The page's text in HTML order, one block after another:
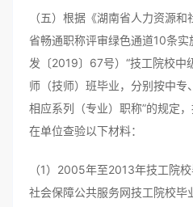
（五）根据《湖南省人力资源
省畅通职称评审绿色通道10条
发〔2019〕67号）“技工院校中
师（技师）班毕业，分别按中
相应系列（专业）职称”的规定
在单位查验以下材料：
（1）2005年至2013年技工院
社会保障公共服务网技工院校毕